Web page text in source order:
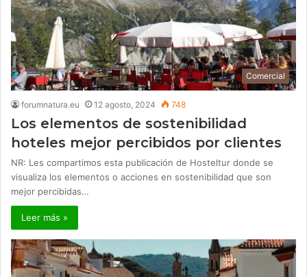
Comercial
forumnatura.eu 12 agosto, 2024 748
Los elementos de sostenibilidad
hoteles mejor percibidos por clientes
NR: Les compartimos esta publicación de Hosteltur donde se
visualiza los elementos o acciones en sostenibilidad que son
mejor percibidas…
Leer más »